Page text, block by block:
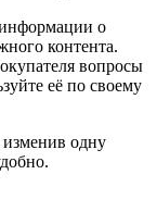
о
контента.
вопросы
её по своему
изменив одну